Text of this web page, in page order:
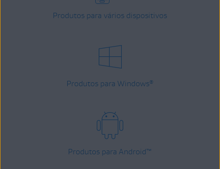
Produtos para vários dispositivos
Produtos para Windows®
Produtos para Android™